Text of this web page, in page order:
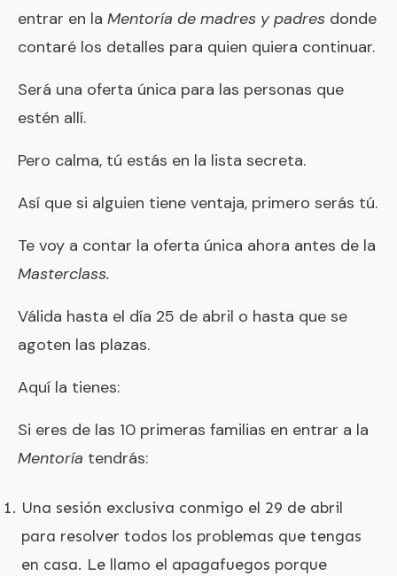
entrar en la Mentoría de madres y padres donde
contaré los detalles para quien quiera continuar.
Será una oferta única para las personas que
estén allí.
Pero calma, tú estás en la lista secreta.
Así que si alguien tiene ventaja, primero serás tú.
Te voy a contar la oferta única ahora antes de la
Masterclass.
Válida hasta el día 25 de abril o hasta que se
agoten las plazas.
Aquí la tienes:
Si eres de las 10 primeras familias en entrar a la
Mentoría tendrás:
Una sesión exclusiva conmigo el 29 de abril
para resolver todos los problemas que tengas
en casa. Le llamo el apagafuegos porque